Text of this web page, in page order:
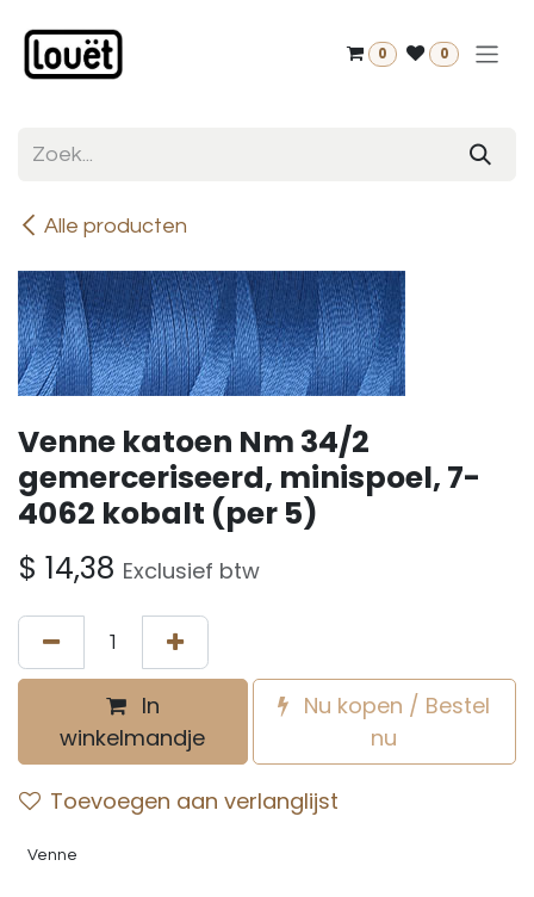
0 0
Alle producten
Venne katoen Nm 34/2
gemerceriseerd, minispoel, 7-
4062 kobalt (per 5)
$ 14,38 Exclusief btw
In
winkelmandje
Nu kopen / Bestel
nu
Toevoegen aan verlanglijst
Venne